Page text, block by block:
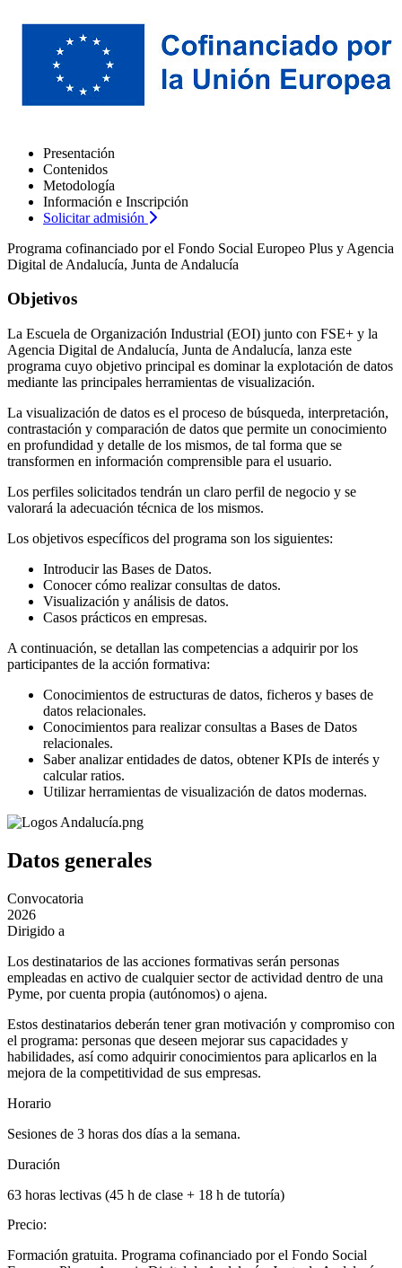
Presentación
Contenidos
Metodología
Información e Inscripción
Solicitar admisión
Programa cofinanciado por el Fondo Social Europeo Plus y Agencia
Digital de Andalucía, Junta de Andalucía
Objetivos
La Escuela de Organización Industrial (EOI) junto con FSE+ y la
Agencia Digital de Andalucía, Junta de Andalucía, lanza este
programa cuyo objetivo principal es dominar la explotación de datos
mediante las principales herramientas de visualización.
La visualización de datos es el proceso de búsqueda, interpretación,
contrastación y comparación de datos que permite un conocimiento
en profundidad y detalle de los mismos, de tal forma que se
transformen en información comprensible para el usuario.
Los perfiles solicitados tendrán un claro perfil de negocio y se
valorará la adecuación técnica de los mismos.
Los objetivos específicos del programa son los siguientes:
Introducir las Bases de Datos.
Conocer cómo realizar consultas de datos.
Visualización y análisis de datos.
Casos prácticos en empresas.
A continuación, se detallan las competencias a adquirir por los
participantes de la acción formativa:
Conocimientos de estructuras de datos, ficheros y bases de
datos relacionales.
Conocimientos para realizar consultas a Bases de Datos
relacionales.
Saber analizar entidades de datos, obtener KPIs de interés y
calcular ratios.
Utilizar herramientas de visualización de datos modernas.
Datos generales
Convocatoria
2026
Dirigido a
Los destinatarios de las acciones formativas serán personas
empleadas en activo de cualquier sector de actividad dentro de una
Pyme, por cuenta propia (autónomos) o ajena.
Estos destinatarios deberán tener gran motivación y compromiso con
el programa: personas que deseen mejorar sus capacidades y
habilidades, así como adquirir conocimientos para aplicarlos en la
mejora de la competitividad de sus empresas.
Horario
Sesiones de 3 horas dos días a la semana.
Duración
63 horas lectivas (45 h de clase + 18 h de tutoría)
Precio:
Formación gratuita. Programa cofinanciado por el Fondo Social